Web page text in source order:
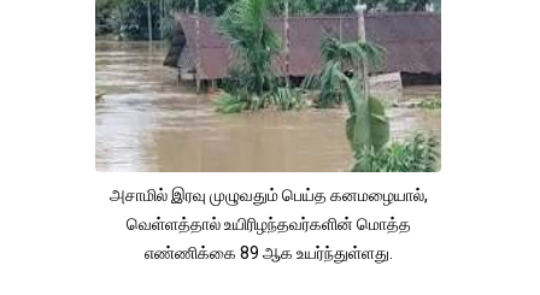
அசாமில் இரவு முழுவதும் பெய்த கனமழையால்,
வெள்ளத்தால் உயிரிழந்தவர்களின் மொத்த
எண்ணிக்கை 89 ஆக உயர்ந்துள்ளது.